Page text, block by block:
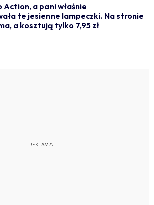
Action, a pani właśnie
te jesienne lampeczki. Na stronie
a kosztują tylko 7,95 zł